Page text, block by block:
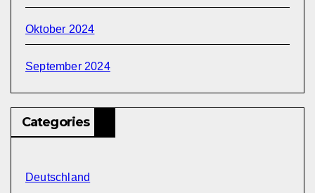
Oktober 2024
September 2024
Categories
Deutschland